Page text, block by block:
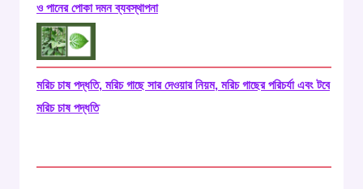
ও পানের পোকা দমন ব্যবস্থাপনা
মরিচ চাষ পদ্ধতি, মরিচ গাছে সার দেওয়ার নিয়ম, মরিচ গাছের পরিচর্যা এবং টবে
মরিচ চাষ পদ্ধতি